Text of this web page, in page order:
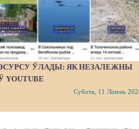
ЎЛАДЫ: ЯК НЕЗАЛЕЖНЫ
Субота, 11 Ліпень